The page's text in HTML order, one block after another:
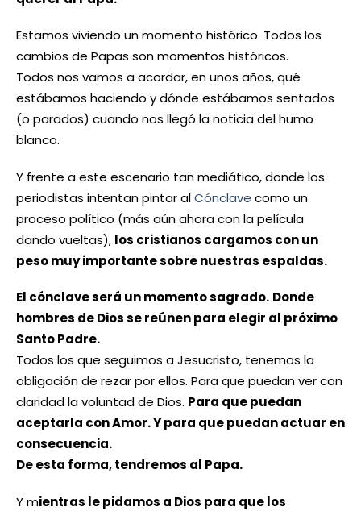
Estamos viviendo un momento histórico. Todos los
cambios de Papas son momentos históricos.
Todos nos vamos a acordar, en unos años, qué
estábamos haciendo y dónde estábamos sentados
(o parados) cuando nos llegó la noticia del humo
blanco.
Y frente a este escenario tan mediático, donde los
periodistas intentan pintar alCónclave como un
proceso político (más aún ahora con la película
dando vueltas), los cristianos cargamos con un
peso muy importante sobre nuestras espaldas.
El cónclave será un momento sagrado. Donde
hombres de Dios se reúnen para elegir al próximo
Santo Padre.
Todos los que seguimos a Jesucristo, tenemos la
obligación de rezar por ellos. Para que puedan ver con
claridad la voluntad de Dios. Para que puedan
aceptarla con Amor. Y para que puedan actuar en
consecuencia.
De esta forma, tendremos al Papa.
Y mientras le pidamos a Dios para que los